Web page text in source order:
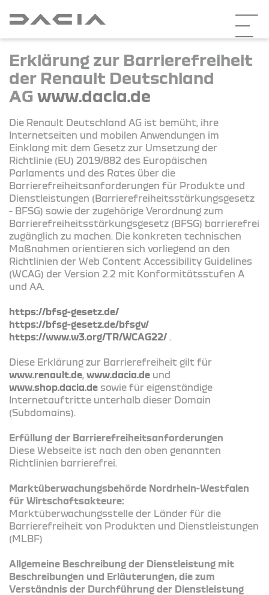
Erklärung zur Barrierefreiheit
der Renault Deutschland
AG www.dacia.de
Die Renault Deutschland AG ist bemüht, ihre
Internetseiten und mobilen Anwendungen im
Einklang mit dem Gesetz zur Umsetzung der
Richtlinie (EU) 2019/882 des Europäischen
Parlaments und des Rates über die
Barrierefreiheitsanforderungen für Produkte und
Dienstleistungen (Barrierefreiheitsstärkungsgesetz
- BFSG) sowie der zugehörige Verordnung zum
Barrierefreiheitsstärkungsgesetz (BFSG) barrierefrei
zugänglich zu machen. Die konkreten technischen
Maßnahmen orientieren sich vorliegend an den
Richtlinien der Web Content Accessibility Guidelines
(WCAG) der Version 2.2 mit Konformitätsstufen A
und AA.
https://bfsg-gesetz.de/
https://bfsg-gesetz.de/bfsgv/
https://www.w3.org/TR/WCAG22/ .
Diese Erklärung zur Barrierefreiheit gilt für
www.renault.de, www.dacia.de und
www.shop.dacia.de sowie für eigenständige
Internetauftritte unterhalb dieser Domain
(Subdomains).
Erfüllung der Barrierefreiheitsanforderungen
Diese Webseite ist nach den oben genannten
Richtlinien barrierefrei.
Marktüberwachungsbehörde Nordrhein-Westfalen
für Wirtschaftsakteure:
Marktüberwachungsstelle der Länder für die
Barrierefreiheit von Produkten und Dienstleistungen
(MLBF)
Allgemeine Beschreibung der Dienstleistung mit
Beschreibungen und Erläuterungen, die zum
Verständnis der Durchführung der Dienstleistung